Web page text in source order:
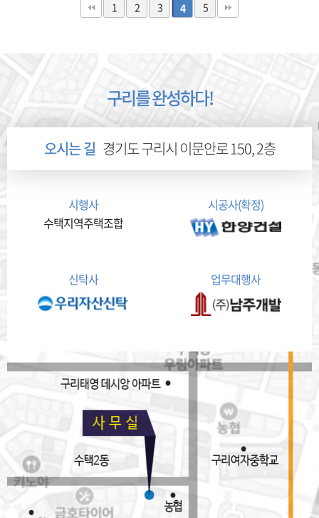
1 2 3 4 5
구리를 완성하다!
오시는 길 경기도 구리시 이문안로 150, 2층
시행사
수택지역주택조합
시공사(확정)
신탁사 업무대행사